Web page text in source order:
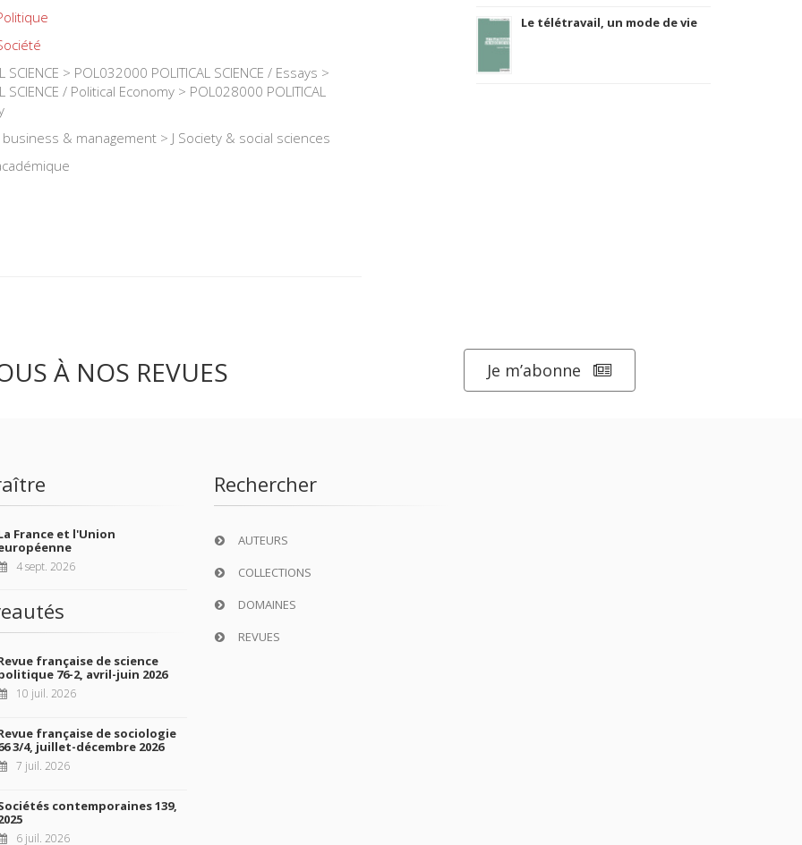
SCIENCE > POL032000 POLITICAL SCIENCE / Essays >
SCIENCE / Political Economy > POL028000 POLITICAL
business & management > J Society & social sciences
Le télétravail, un mode de vie
À NOS REVUES Je m’abonne
France et l'Union
4 sept. 2026
française de science
76-2, avril-juin 2026
10 juil. 2026
française de sociologie
3/4, juillet-décembre 2026
7 juil. 2026
contemporaines 139,
6 juil. 2026
Rechercher
AUTEURS
COLLECTIONS
DOMAINES
REVUES